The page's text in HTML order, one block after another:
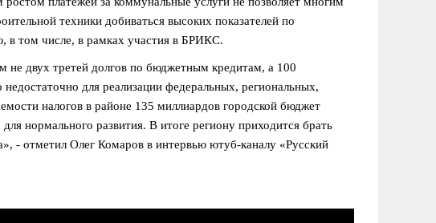
техники добиваться высоких показателей по
в том числе, в рамках участия в БРИКС.
двух третей долгов по бюджетным кредитам, а 100
для реализации федеральных, региональных,
налогов в районе 135 миллиардов городской бюджет
нормального развития. В итоге региону приходится брать
- отметил Олег Комаров в интервью ютуб-каналу «Русский